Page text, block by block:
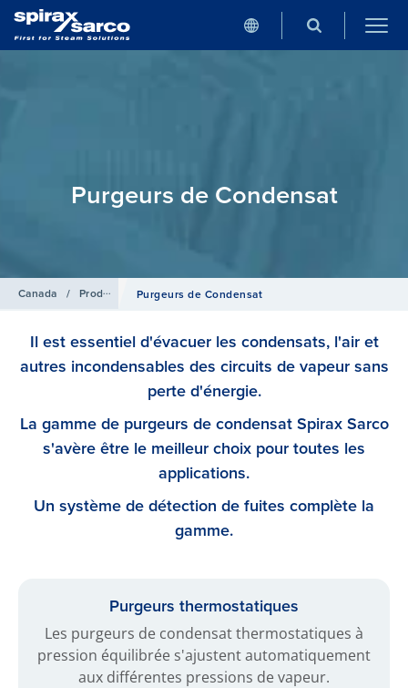
Purgeurs de Condensat
Canada / Produits Purgeurs de Condensat
Il est essentiel d'évacuer les condensats, l'air et
autres incondensables des circuits de vapeur sans
perte d'énergie.
La gamme de purgeurs de condensat Spirax Sarco
s'avère être le meilleur choix pour toutes les
applications.
Un système de détection de fuites complète la
gamme.
Purgeurs thermostatiques
Les purgeurs de condensat thermostatiques à
pression équilibrée s'ajustent automatiquement
aux différentes pressions de vapeur.